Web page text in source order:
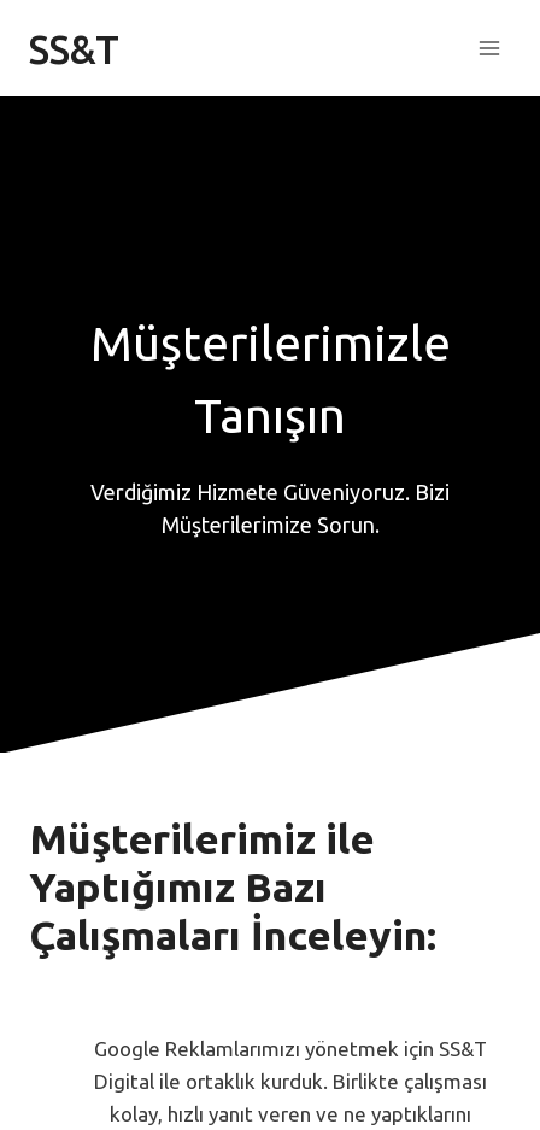
SS&T
Müşterilerimizle
Tanışın
Verdiğimiz Hizmete Güveniyoruz. Bizi
Müşterilerimize Sorun.
Müşterilerimiz ile
Yaptığımız Bazı
Çalışmaları İnceleyin:
Google Reklamlarımızı yönetmek için SS&T
Digital ile ortaklık kurduk. Birlikte çalışması
kolay, hızlı yanıt veren ve ne yaptıklarını